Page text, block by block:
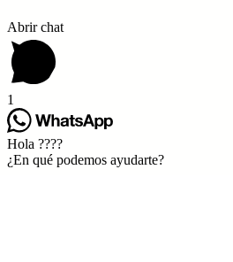
Abrir chat
1
Hola ????
¿En qué podemos ayudarte?